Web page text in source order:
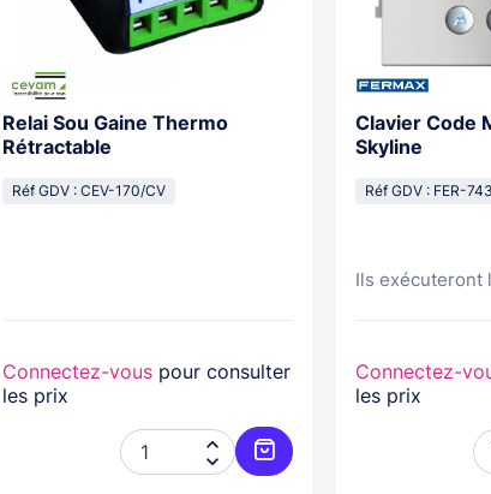
Relai Sou Gaine Thermo
Rétractable
Réf GDV : CEV-170/CV
Connectez-vous pour consulter
les prix


Ajouter au panier
Clavier Code
Skyline
Réf GDV : FER-
Ils exécuteront
Connectez-
les prix